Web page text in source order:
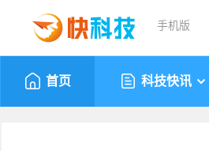
手机版
首页 科技快讯